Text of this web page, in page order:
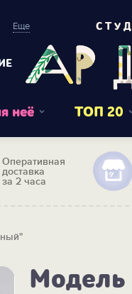
Еще
неё ТОП 20
Оперативная
доставка
за 2 часа
Модель